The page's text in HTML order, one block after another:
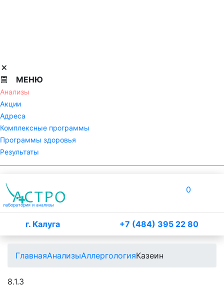
МЕНЮ
Анализы
Акции
Адреса
Комплексные программы
Программы здоровья
Результаты
лаборатория и анализы
г. Калуга +7 (484) 395 22 80
0
ГлавнаяАнализыАллергологияКазеин
8.1.3